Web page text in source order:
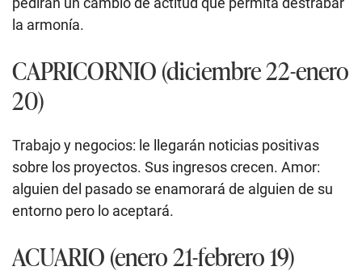
la armonía.
CAPRICORNIO (diciembre 22-enero
20)
Trabajo y negocios: le llegarán noticias positivas
sobre los proyectos. Sus ingresos crecen. Amor:
alguien del pasado se enamorará de alguien de su
entorno pero lo aceptará.
ACUARIO (enero 21-febrero 19)